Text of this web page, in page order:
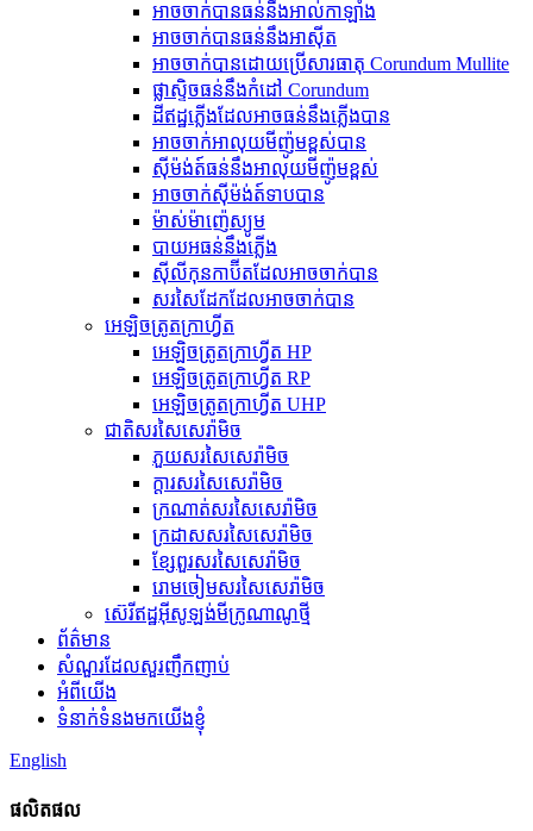
អាចចាក់បានធន់នឹងអាល់កាឡាំង
អាច​ចាក់​បាន​ធន់​នឹង​អាស៊ីត
អាច​ចាក់​បាន​ដោយ​ប្រើ​សារធាតុ Corundum Mullite
ផ្លាស្ទិចធន់នឹងកំដៅ Corundum
ដីឥដ្ឋភ្លើងដែលអាចធន់នឹងភ្លើងបាន
អាច​ចាក់​អាលុយមីញ៉ូម​ខ្ពស់​បាន
ស៊ីម៉ង់ត៍ធន់នឹងអាលុយមីញ៉ូមខ្ពស់
អាចចាក់ស៊ីម៉ង់ត៍ទាបបាន
ម៉ាស់ម៉ាញ៉េស្យូម
បាយអធន់នឹងភ្លើង
ស៊ីលីកុនកាប៊ីតដែលអាចចាក់បាន
សរសៃដែកដែលអាចចាក់បាន
អេឡិចត្រូតក្រាហ្វីត
អេឡិចត្រូតក្រាហ្វីត HP
អេឡិចត្រូតក្រាហ្វីត RP
អេឡិចត្រូតក្រាហ្វីត UHP
ជាតិសរសៃសេរ៉ាមិច
ភួយសរសៃសេរ៉ាមិច
ក្តារសរសៃសេរ៉ាមិច
ក្រណាត់សរសៃសេរ៉ាមិច
ក្រដាសសរសៃសេរ៉ាមិច
ខ្សែពួរសរសៃសេរ៉ាមិច
រោមចៀមសរសៃសេរ៉ាមិច
ស៊េរីឥដ្ឋអ៊ីសូឡង់មីក្រូណាណូថ្មី
ព័ត៌មាន
សំណួរដែលសួរញឹកញាប់
អំពីយើង
ទំនាក់ទំនងមកយើងខ្ញុំ
English
ផលិតផល